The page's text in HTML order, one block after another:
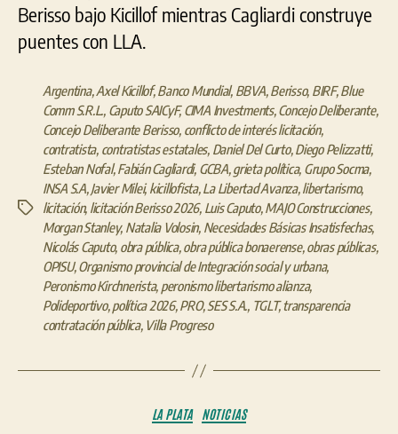
Berisso bajo Kicillof mientras Cagliardi construye
puentes con LLA.
Etiquetas
Argentina,Axel Kicillof,Banco Mundial, BBVA,Berisso, BIRF,Blue
Comm S.R.L., Caputo SAICyF,CIMA Investments,Concejo Deliberante,
Concejo Deliberante Berisso, conflicto de interés licitación,
contratista, contratistas estatales, Daniel Del Curto,Diego Pelizzatti,
Esteban Nofal,Fabián Cagliardi, GCBA,grieta política, Grupo Socma,
INSA S.A,Javier Milei, kicillofista,La Libertad Avanza,libertarismo,
licitación, licitación Berisso 2026, Luis Caputo,MAJO Construcciones,
Morgan Stanley, Natalia Volosin, Necesidades Básicas Insatisfechas,
Nicolás Caputo, obra pública,obra pública bonaerense,obras públicas,
OPISU,Organismo provincial de Integración social y urbana,
Peronismo Kirchnerista, peronismo libertarismo alianza,
Polideportivo,política 2026,PRO,SES S.A., TGLT,transparencia
contratación pública, Villa Progreso
Categorías
LA PLATA NOTICIAS